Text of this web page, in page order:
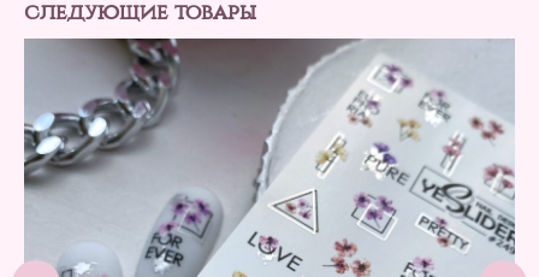
следующие товары